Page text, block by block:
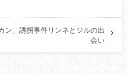
ン」誘拐事件リンネとジルの出
会い